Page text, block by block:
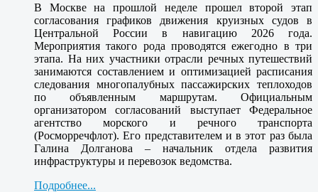
В Москве на прошлой неделе прошел второй этап
согласования графиков движения круизных судов в
Центральной России в навигацию 2026 года.
Мероприятия такого рода проводятся ежегодно в три
этапа. На них участники отрасли речных путешествий
занимаются составлением и оптимизацией расписания
следования многопалубных пассажирских теплоходов
по объявленным маршрутам. Официальным
организатором согласований выступает Федеральное
агентство морского и речного транспорта
(Росморречфлот). Его представителем и в этот раз была
Галина Долганова – начальник отдела развития
инфраструктуры и перевозок ведомства.
Подробнее...